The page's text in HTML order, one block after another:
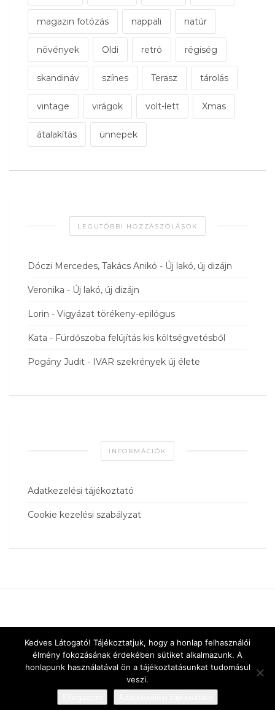
magazin fotózás nappali natúr
növények Oldi retró régiség
skandináv színes Terasz tárolás
vintage virágok volt-lett Xmas
átalakítás ünnepek
LEGUTÓBBI HOZZÁSZÓLÁSOK
Dóczi Mercedes, Takács Anikó - Új lakó, új dizájn
Veronika - Új lakó, új dizájn
Lorin - Vigyázat törékeny-epilógus
Kata - Fürdőszoba felújítás kis költségvetésből
Pogány Judit - IVAR szekrények új élete
INFORMÁCIÓK
Adatkezelési tájékoztató
Cookie kezelési szabályzat
Kedves Látogató! Tájékoztatjuk, hogy a honlap felhasználói
élmény fokozásának érdekében sütiket alkalmazunk. A
honlapunk használatával ön a tájékoztatásunkat tudomásul
veszi.